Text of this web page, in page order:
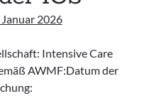
Januar 2026
Intensive Care
AWMF:Datum der